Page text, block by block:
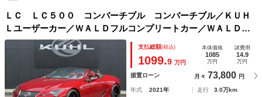
ＬＣ ＬＣ５００ コンバーチブル コンバーチブル／ＫＵＨ
Ｌユーザーカー／ＷＡＬＤフルコンプリートカー／ＷＡＬＤオ
リジナルエアロ３点装着済み／ＷＡＬＤ２１インチアルミホイ
ール＋コンチネンタルタイヤ／ＢＬＩＴＺ車高調整式サスペン
支払総額(税込)
1099.9 万円
本体価格
1085
万円
諸費用
14.9
万円
据置ローン 月々 73,800 円
年式 2021年 走行
3.0万km